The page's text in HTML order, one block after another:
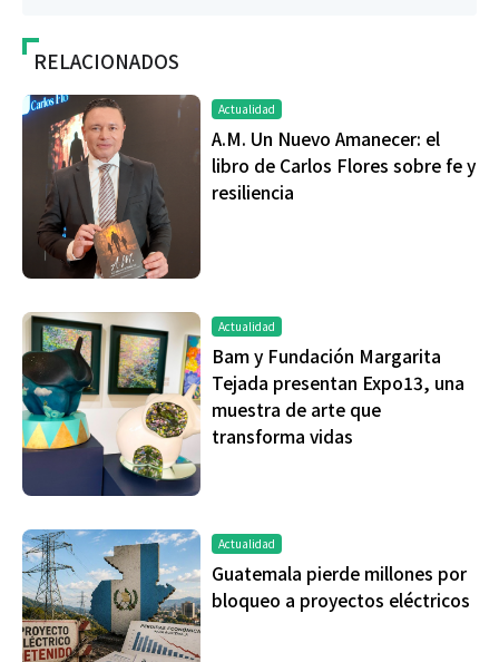
RELACIONADOS
Actualidad
A.M. Un Nuevo Amanecer: el
libro de Carlos Flores sobre fe y
resiliencia
Actualidad
Bam y Fundación Margarita
Tejada presentan Expo13, una
muestra de arte que
transforma vidas
Actualidad
Guatemala pierde millones por
bloqueo a proyectos eléctricos